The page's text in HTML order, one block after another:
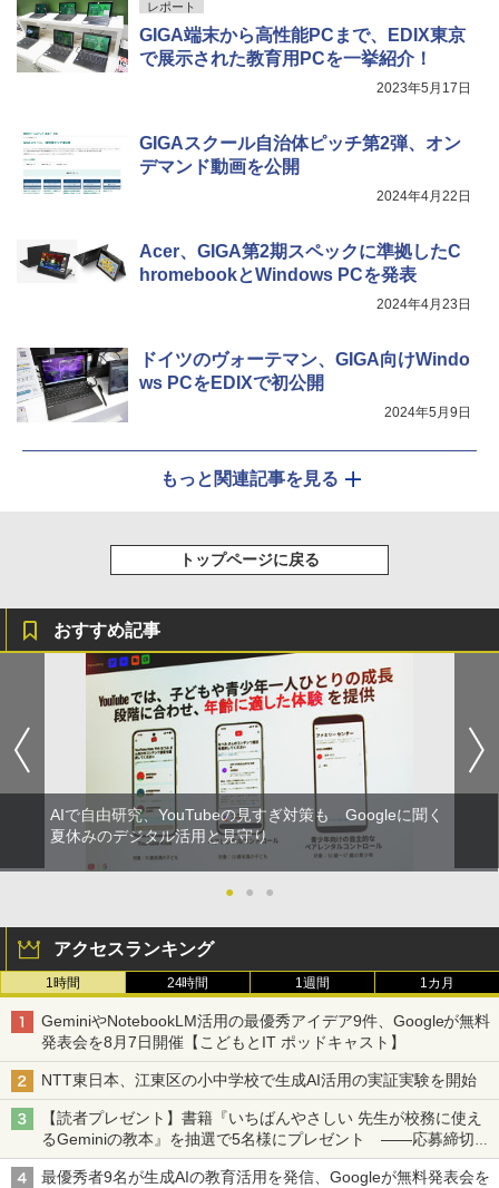
￥26,980
カル国旗パズル 知育玩具 おもちゃ 4歳以
上 KUMON LK-10
5
みんな大好き！ ヤマザキパン シールBO
OK（重版：10月上旬発送） (TJMOOK)
￥849
￥4,722
レポート
GIGA端末から高性能PCまで、EDIX東京
で展示された教育用PCを一挙紹介！
2023年5月17日
GIGAスクール自治体ピッチ第2弾、オン
デマンド動画を公開
2024年4月22日
Acer、GIGA第2期スペックに準拠したC
hromebookとWindows PCを発表
2024年4月23日
ドイツのヴォーテマン、GIGA向けWindo
ws PCをEDIXで初公開
2024年5月9日
もっと関連記事を見る
トップページに戻る
おすすめ記事
AIで自由研究、YouTubeの見すぎ対策も Googleに聞く
夏休みのデジタル活用と見守り
● ● ●
アクセスランキング
1時間 24時間 1週間 1カ月
GeminiやNotebookLM活用の最優秀アイデア9件、Googleが無料
発表会を8月7日開催【こどもとIT ポッドキャスト】
NTT東日本、江東区の小中学校で生成AI活用の実証実験を開始
【読者プレゼント】書籍『いちばんやさしい 先生が校務に使え
るGeminiの教本』を抽選で5名様にプレゼント ――応募締切は
2026年8月12日（水）まで
最優秀者9名が生成AIの教育活用を発信、Googleが無料発表会を